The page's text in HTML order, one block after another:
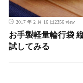
2017 年 2 月 16 日2356 view
お手製軽量輪行袋
試してみる